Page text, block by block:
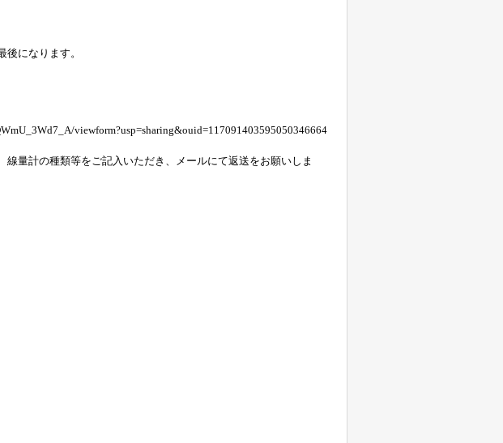
になります。
viewform?usp=sharing&ouid=117091403595050346664
量計の種類等をご記入いただき、メールにて返送をお願いしま